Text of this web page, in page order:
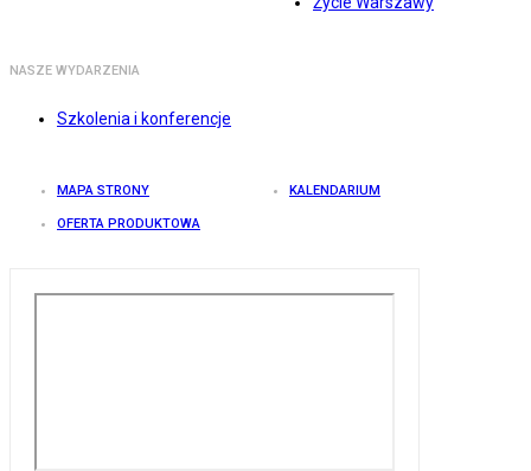
NASZE WYDARZENIA
Szkolenia i konferencje
MAPA STRONY KALENDARIUM
OFERTA PRODUKTOWA